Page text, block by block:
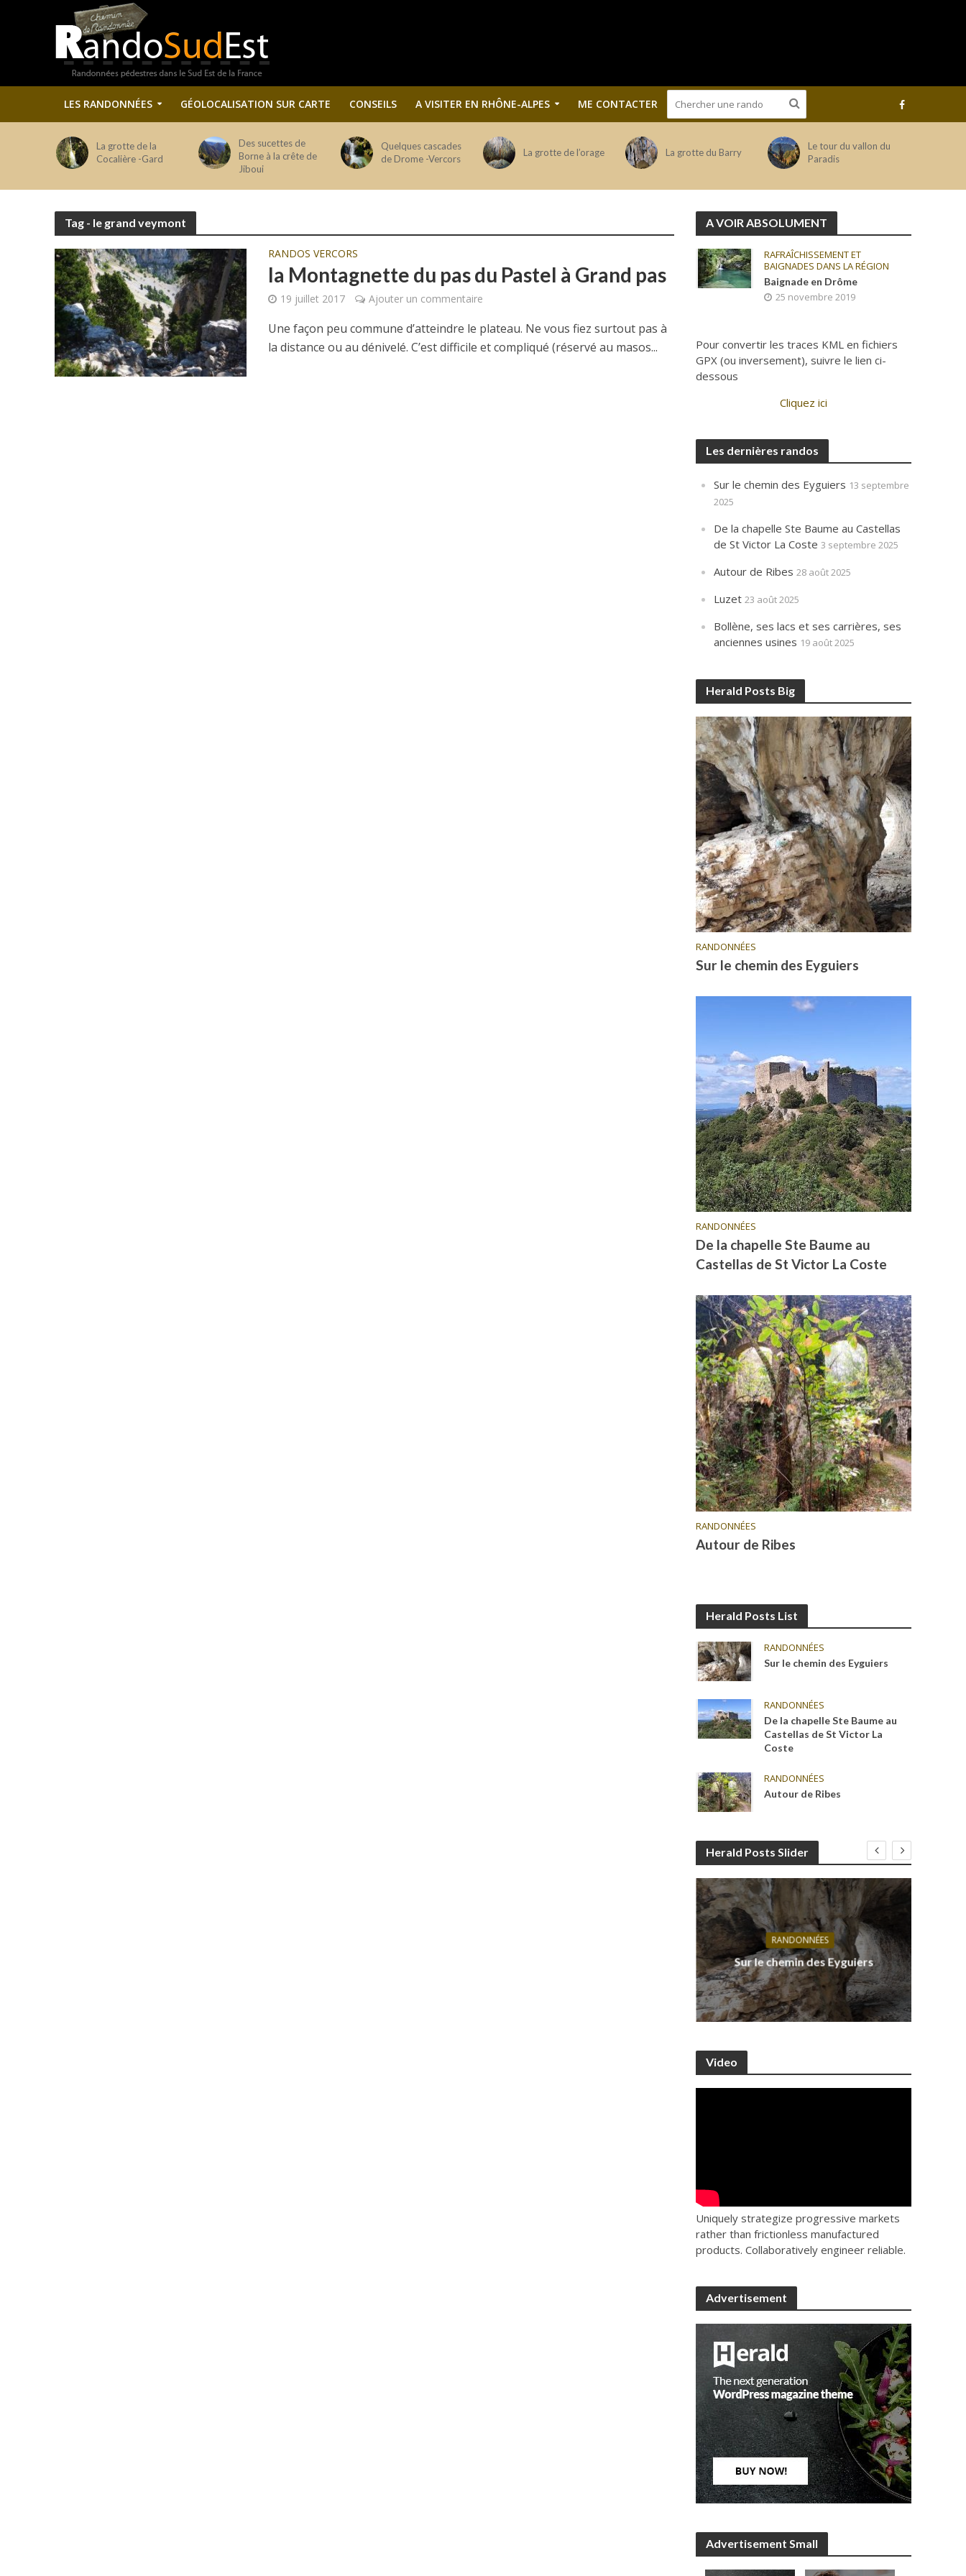
LES RANDONNÉES GÉOLOCALISATION SUR CARTE CONSEILS A VISITER EN RHÔNE-ALPES ME CONTACTER
La grotte de la
Cocalière -Gard
Des sucettes de
Borne à la crête de
Jiboui
Quelques cascades
de Drome -Vercors
La grotte de l’orage La grotte du Barry
Le tour du vallon du
Paradis
Tag - le grand veymont
RANDOS VERCORS
la Montagnette du pas du Pastel à Grand pas
19 juillet 2017 Ajouter un commentaire
Une façon peu commune d’atteindre le plateau. Ne vous fiez surtout pas à
la distance ou au dénivelé. C’est difficile et compliqué (réservé au masos...
A VOIR ABSOLUMENT
RAFRAÎCHISSEMENT ET
BAIGNADES DANS LA RÉGION
Baignade en Drôme
25 novembre 2019
Pour convertir les traces KML en fichiers
GPX (ou inversement), suivre le lien ci-
dessous
Cliquez ici
Les dernières randos
Sur le chemin des Eyguiers 13 septembre
2025
De la chapelle Ste Baume au Castellas
de St Victor La Coste 3 septembre 2025
Autour de Ribes 28 août 2025
Luzet 23 août 2025
Bollène, ses lacs et ses carrières, ses
anciennes usines 19 août 2025
Herald Posts Big
RANDONNÉES
Sur le chemin des Eyguiers
RANDONNÉES
De la chapelle Ste Baume au
Castellas de St Victor La Coste
RANDONNÉES
Autour de Ribes
Herald Posts List
RANDONNÉES
Sur le chemin des Eyguiers
RANDONNÉES
De la chapelle Ste Baume au
Castellas de St Victor La
Coste
RANDONNÉES
Autour de Ribes
Herald Posts Slider
RANDONNÉES
Sur le chemin des Eyguiers
Video
Uniquely strategize progressive markets
rather than frictionless manufactured
products. Collaboratively engineer reliable.
Advertisement
Advertisement Small